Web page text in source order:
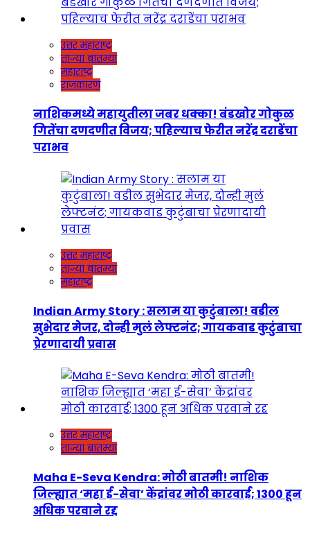
उत्तर महाराष्ट्र
ताज्या बातम्या
महाराष्ट्र
राजकारण
नाशिकमध्ये महायुतीला जबर धक्का! बंडखोर गोकुळ
गितेंचा दणदणीत विजय; पहिल्याच फेरीत नरेंद्र दराडेंचा
पराभव
उत्तर महाराष्ट्र
ताज्या बातम्या
महाराष्ट्र
Indian Army Story : सलाम या कुटुंबाला! वडील
सुभेदार मेजर, दोन्ही मुलं लेफ्टनंट; गायकवाड कुटुंबाचा
प्रेरणादायी प्रवास
उत्तर महाराष्ट्र
ताज्या बातम्या
Maha E-Seva Kendra: मोठी बातमी! नाशिक
जिल्ह्यात ‘महा ई-सेवा’ केंद्रांवर मोठी कारवाई; 1300 हून
अधिक परवाने रद्द